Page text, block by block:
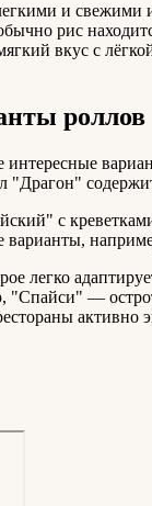
и свежими
рис
вкус с
роллов
"Драгон"
с
варианты,
легко
—
активно